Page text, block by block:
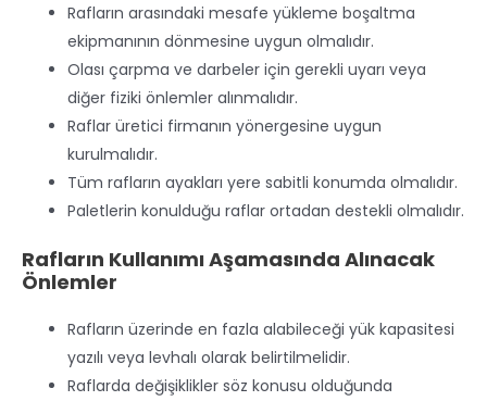
Rafların arasındaki mesafe yükleme boşaltma
ekipmanının dönmesine uygun olmalıdır.
Olası çarpma ve darbeler için gerekli uyarı veya
diğer fiziki önlemler alınmalıdır.
Raflar üretici firmanın yönergesine uygun
kurulmalıdır.
Tüm rafların ayakları yere sabitli konumda olmalıdır.
Paletlerin konulduğu raflar ortadan destekli olmalıdır.
Rafların Kullanımı Aşamasında Alınacak
Önlemler
Rafların üzerinde en fazla alabileceği yük kapasitesi
yazılı veya levhalı olarak belirtilmelidir.
Raflarda değişiklikler söz konusu olduğunda